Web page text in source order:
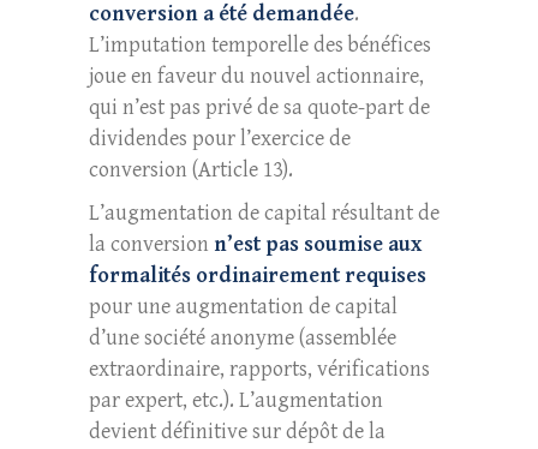
conversion a été demandée.
L’imputation temporelle des bénéfices
joue en faveur du nouvel actionnaire,
qui n’est pas privé de sa quote-part de
dividendes pour l’exercice de
conversion (Article 13).
L’augmentation de capital résultant de
la conversion n’est pas soumise aux
formalités ordinairement requises
pour une augmentation de capital
d’une société anonyme (assemblée
extraordinaire, rapports, vérifications
par expert, etc.). L’augmentation
devient définitive sur dépôt de la